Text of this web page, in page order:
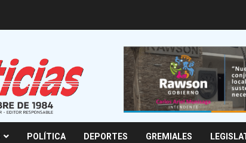
POLÍTICA DEPORTES GREMIALES